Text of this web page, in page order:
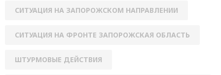
СИТУАЦИЯ НА ЗАПОРОЖСКОМ НАПРАВЛЕНИИ
СИТУАЦИЯ НА ФРОНТЕ ЗАПОРОЖСКАЯ ОБЛАСТЬ
ШТУРМОВЫЕ ДЕЙСТВИЯ